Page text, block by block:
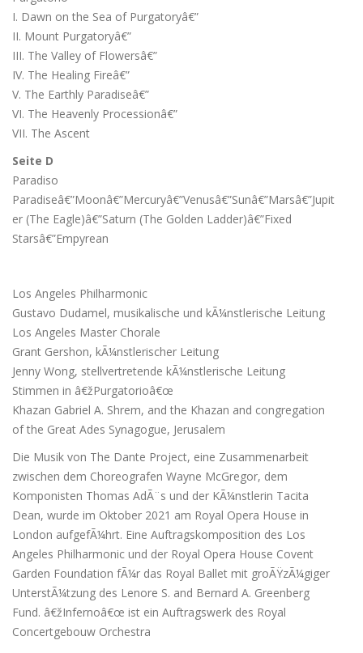
I. Dawn on the Sea of Purgatoryâ€”
II. Mount Purgatoryâ€”
III. The Valley of Flowersâ€”
IV. The Healing Fireâ€”
V. The Earthly Paradiseâ€”
VI. The Heavenly Processionâ€”
VII. The Ascent
Seite D
Paradiso
Paradiseâ€”Moonâ€”Mercuryâ€”Venusâ€”Sunâ€”Marsâ€”Jupit
er (The Eagle)â€”Saturn (The Golden Ladder)â€”Fixed
Starsâ€”Empyrean
Los Angeles Philharmonic
Gustavo Dudamel, musikalische und kÃ¼nstlerische Leitung
Los Angeles Master Chorale
Grant Gershon, kÃ¼nstlerischer Leitung
Jenny Wong, stellvertretende kÃ¼nstlerische Leitung
Stimmen in â€žPurgatorioâ€œ
Khazan Gabriel A. Shrem, and the Khazan and congregation
of the Great Ades Synagogue, Jerusalem
Die Musik von The Dante Project, eine Zusammenarbeit
zwischen dem Choreografen Wayne McGregor, dem
Komponisten Thomas AdÃ¨s und der KÃ¼nstlerin Tacita
Dean, wurde im Oktober 2021 am Royal Opera House in
London aufgefÃ¼hrt. Eine Auftragskomposition des Los
Angeles Philharmonic und der Royal Opera House Covent
Garden Foundation fÃ¼r das Royal Ballet mit groÃŸzÃ¼giger
UnterstÃ¼tzung des Lenore S. and Bernard A. Greenberg
Fund. â€žInfernoâ€œ ist ein Auftragswerk des Royal
Concertgebouw Orchestra